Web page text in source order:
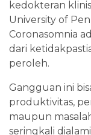
kedokteran
University of
Coronasomnia
dari
peroleh.
Gangguan ini
produktivitas,
maupun
seringkali